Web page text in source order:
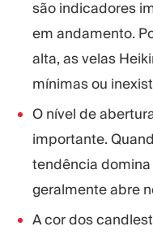
são indicadores
em andamento.
alta, as velas
mínimas ou
O nível de
importante.
tendência
geralmente abre
A cor dos